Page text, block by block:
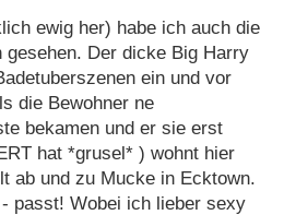
ewig her) habe ich auch die
gesehen. Der dicke Big Harry
ein und vor
die Bewohner ne
bekamen und er sie erst
hat *grusel* ) wohnt hier
ab und zu Mucke in Ecktown.
passt! Wobei ich lieber sexy